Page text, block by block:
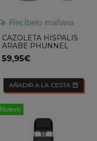
Recíbelo mañana
CAZOLETA HISPALIS
ARABE PHUNNEL
59,95€
AÑADIR A LA CESTA
Nuevo